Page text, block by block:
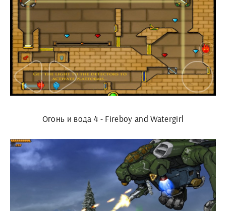
Огонь и вода 4 - Fireboy and Watergirl